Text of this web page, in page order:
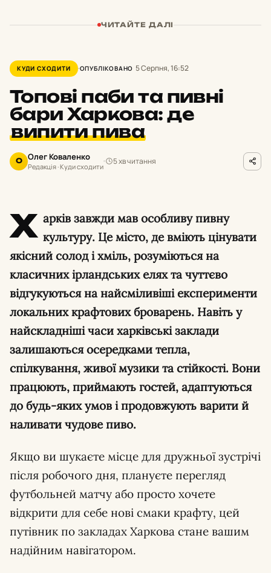
ЧИТАЙТЕ ДАЛІ
КУДИ СХОДИТИ ОПУБЛІКОВАНО 5 Серпня, 16:52
Топові паби та пивні
бари Харкова: де
випити пива
О Олег Коваленко
Редакція · Куди сходити
5 хв читання
Х арків завжди мав особливу пивну
культуру. Це місто, де вміють цінувати
якісний солод і хміль, розуміються на
класичних ірландських елях та чуттєво
відгукуються на найсміливіші експерименти
локальних крафтових броварень. Навіть у
найскладніші часи харківські заклади
залишаються осередками тепла,
спілкування, живої музики та стійкості. Вони
працюють, приймають гостей, адаптуються
до будь-яких умов і продовжують варити й
наливати чудове пиво.
Якщо ви шукаєте місце для дружньої зустрічі
після робочого дня, плануєте перегляд
футбольней матчу або просто хочете
відкрити для себе нові смаки крафту, цей
путівник по закладах Харкова стане вашим
надійним навігатором.